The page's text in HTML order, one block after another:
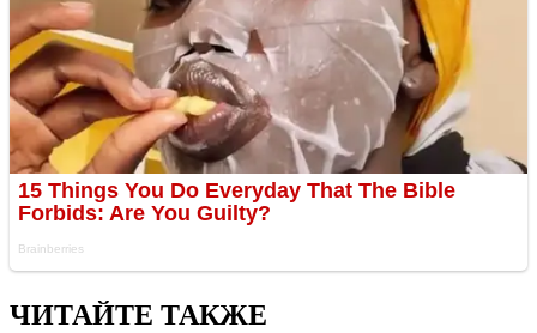
ЧИТАЙТЕ ТАКЖЕ